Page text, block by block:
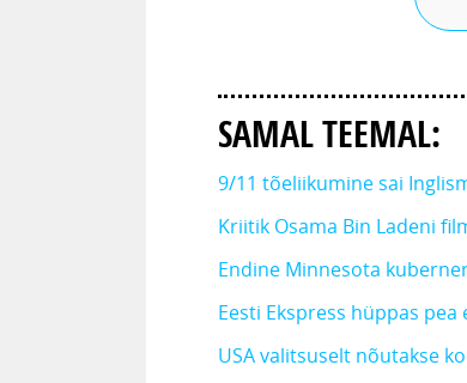
SAMAL TEEMAL:
9/11 tõeliikumine sai
Kriitik Osama Bin Ladeni
Endine Minnesota
Eesti Ekspress hüppas pea
USA valitsuselt nõutakse